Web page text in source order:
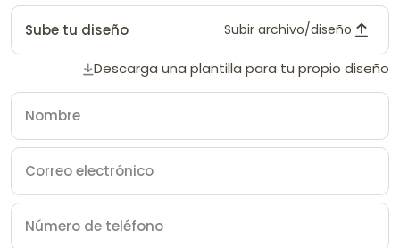
Sube tu diseño Subir archivo/diseño
Descarga una plantilla para tu propio diseño